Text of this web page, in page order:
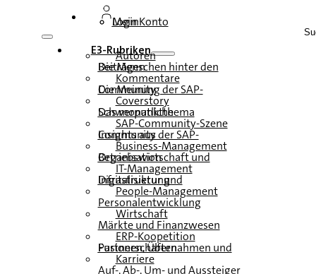
Login
Mein Konto
E3-Rubriken
Autoren
Die Menschen hinter den Beiträgen
Kommentare
Die Meinung der SAP-Community
Coverstory
Das monatliche Schwerpunktthema
SAP-Community-Szene
Insights aus der SAP-Community
Business-Management
Betriebswirtschaft und Organisation
IT-Management
Infrastruktur und Digitalisierung
People-Management
Personalentwicklung
Wirtschaft
Märkte und Finanzwesen
ERP-Koopetition
Fusionen, Übernahmen und Partnerschaften
Karriere
Auf-, Ab-, Um- und Aussteiger